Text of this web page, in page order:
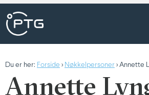
Du er her: Forside > Nøkkelpersoner > Annette
Annette